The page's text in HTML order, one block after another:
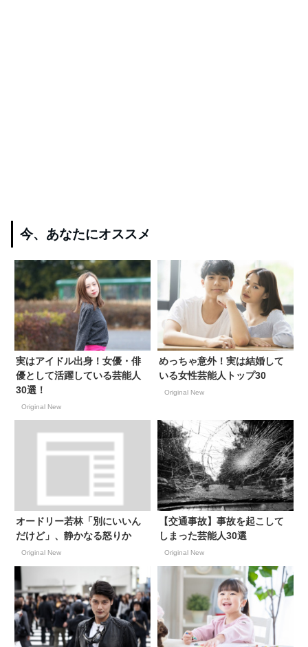
今、あなたにオススメ
実はアイドル出身！女優・俳
優として活躍している芸能人
30選！
Original New
めっちゃ意外！実は結婚して
いる女性芸能人トップ30
Original New
オードリー若林「別にいいん
だけど」、静かなる怒りか
Original New
【交通事故】事故を起こして
しまった芸能人30選
Original New